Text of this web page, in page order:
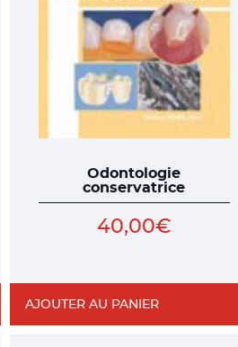
Odontologie
conservatrice
40,00€
AJOUTER AU PANIER